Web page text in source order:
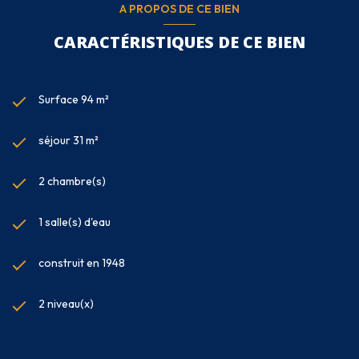
A PROPOS DE CE BIEN
CARACTÉRISTIQUES DE CE BIEN
Surface 94 m²
séjour 31 m²
2 chambre(s)
1 salle(s) d'eau
construit en 1948
2 niveau(x)